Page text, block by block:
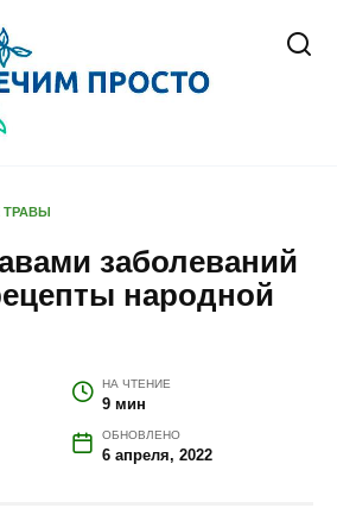
ТРАВЫ
заболеваний
народной
НА ЧТЕНИЕ
9 мин
ОБНОВЛЕНО
6 апреля, 2022